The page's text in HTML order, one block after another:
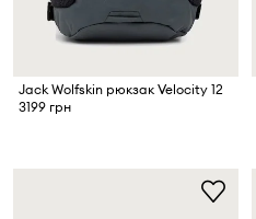
Jack Wolfskin рюкзак Velocity 12
3199 грн